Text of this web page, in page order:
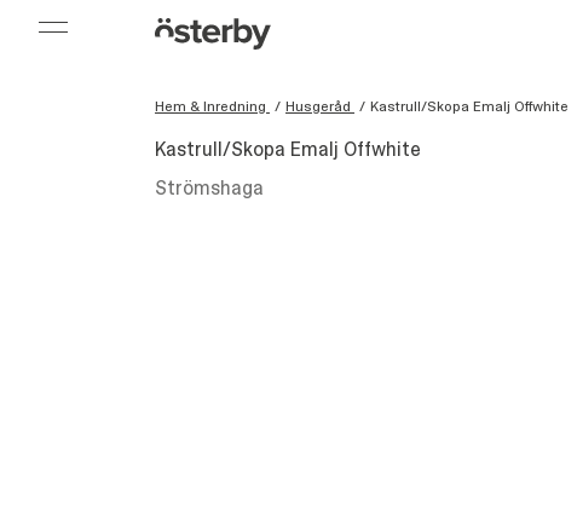
Hem & Inredning / Husgeråd / Kastrull/Skopa Emalj Offwhite
Kastrull/Skopa Emalj Offwhite
Strömshaga